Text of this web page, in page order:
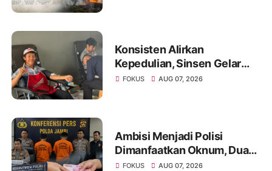
Konsisten Alirkan
Kepedulian, Sinsen Gelar
Donor Darah ke-23 dalam
FOKUS AUG 07, 2026
Ambisi Menjadi Polisi
Dimanfaatkan Oknum, Dua
Anggota Polda Jambi Diduga
FOKUS AUG 07, 2026